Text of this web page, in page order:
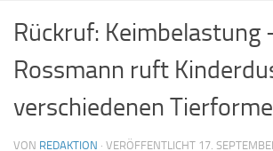
Rückruf: Keimbelastung
Rossmann ruft
verschiedenen
VON REDAKTION · VERÖFFENTLICHT 17.